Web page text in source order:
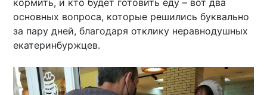
основных вопроса, которые решились буквально
за пару дней, благодаря отклику неравнодушных
екатеринбуржцев.